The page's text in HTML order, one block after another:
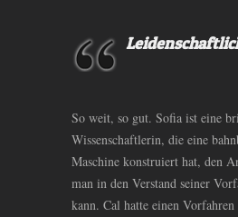
So weit, so gut. Sofia ist eine
Wissenschaftlerin, die eine
Maschine konstruiert hat, den
man in den Verstand seiner
kann. Cal hatte einen